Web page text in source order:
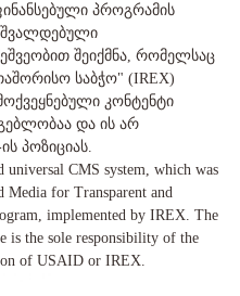
პროგრამის
შეიქმნა, რომელსაც
საბჭო" (IREX)
კონტენტი
და ის არ
პოზიციას.
universal CMS system, which was
for Transparent and
implemented by IREX. The
is the sole responsibility of the
of USAID or IREX.